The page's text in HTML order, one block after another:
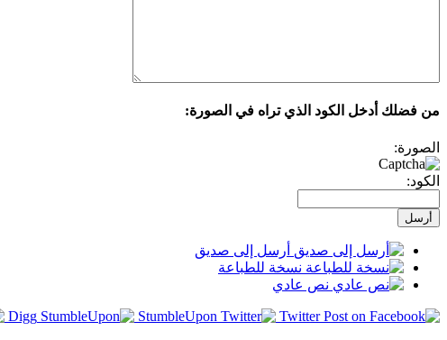
من فضلك أدخل الكود الذي تراه في الصورة:
الصورة:
الكود:
أرسل إلى صديق
نسخة للطباعة
نص عادي
Digg StumbleUpon Twitter